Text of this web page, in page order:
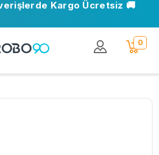
Kargo Ücretsiz 🚚
0